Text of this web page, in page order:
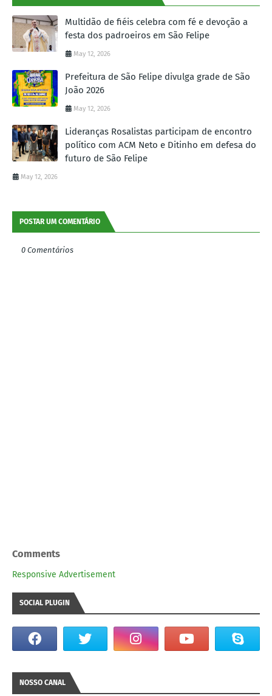
Multidão de fiéis celebra com fé e devoção a
festa dos padroeiros em São Felipe
May 12, 2026
Prefeitura de São Felipe divulga grade de São
João 2026
May 12, 2026
Lideranças Rosalistas participam de encontro
político com ACM Neto e Ditinho em defesa do
futuro de São Felipe
May 12, 2026
POSTAR UM COMENTÁRIO
0 Comentários
Comments
Responsive Advertisement
SOCIAL PLUGIN
NOSSO CANAL